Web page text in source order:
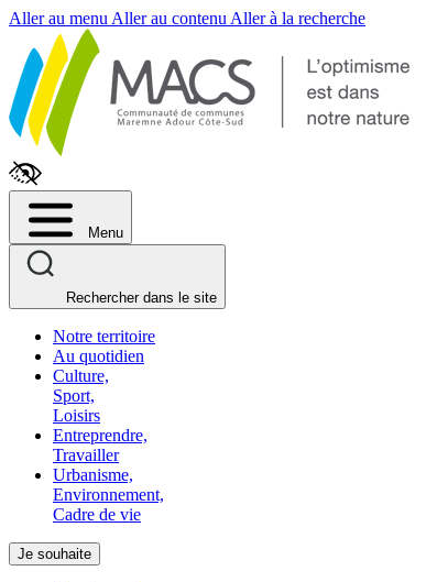
Aller au menu Aller au contenu Aller à la recherche
Menu
Rechercher dans le site
Notre territoire
Au quotidien
Culture,
Sport,
Loisirs
Entreprendre,
Travailler
Urbanisme,
Environnement,
Cadre de vie
Je souhaite
Fenêtre
de
chat